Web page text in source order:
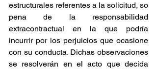
estructurales referentes a la solicitud, so
pena de la responsabilidad
extracontractual en la que podría
incurrir por los perjuicios que ocasione
con su conducta. Dichas observaciones
se resolverán en el acto que decida